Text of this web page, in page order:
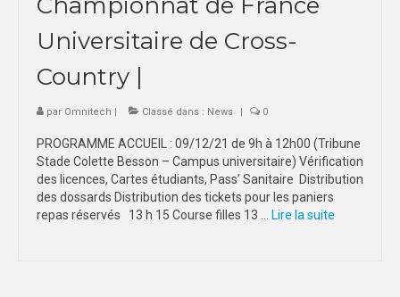
PALMARES
MAG DU SPORT-U
PHOTOTHÈQUE
BESANÇON
DIJON
VIDÉOTHÈQUE
LOGOTHÈQUE
Universitaire de Cross-
Country |
par Omnitech | Classé dans : News | 0
PROGRAMME ACCUEIL : 09/12/21 de 9h à 12h00 (Tribune
Stade Colette Besson – Campus universitaire) Vérification
des licences, Cartes étudiants, Pass’ Sanitaire Distribution
des dossards Distribution des tickets pour les paniers
repas réservés 13 h 15 Course filles 13 …
Lire la suite­­